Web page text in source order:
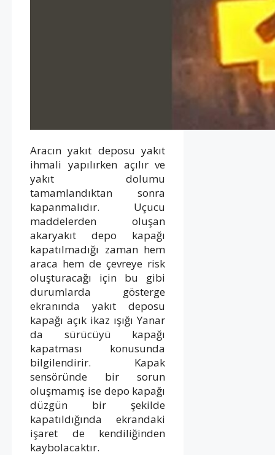
Aracın yakıt deposu yakıt
ihmali yapılırken açılır ve
yakıt dolumu
tamamlandıktan sonra
kapanmalıdır. Uçucu
maddelerden oluşan
akaryakıt depo kapağı
kapatılmadığı zaman hem
araca hem de çevreye risk
oluşturacağı için bu gibi
durumlarda gösterge
ekranında yakıt deposu
kapağı açık ikaz ışığı Yanar
da sürücüyü kapağı
kapatması konusunda
bilgilendirir. Kapak
sensöründe bir sorun
oluşmamış ise depo kapağı
düzgün bir şekilde
kapatıldığında ekrandaki
işaret de kendiliğinden
kaybolacaktır.